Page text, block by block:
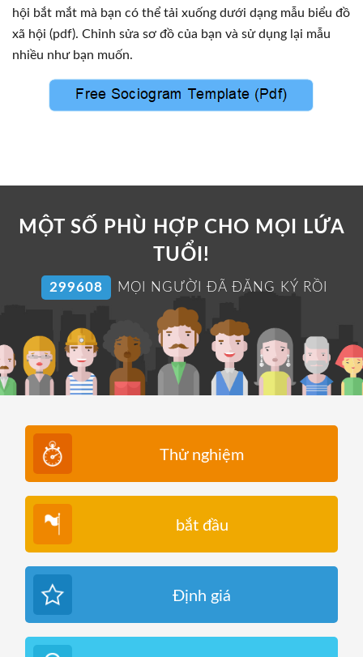
hội bắt mắt mà bạn có thể tải xuống dưới dạng mẫu biểu đồ
xã hội (pdf). Chỉnh sửa sơ đồ của bạn và sử dụng lại mẫu
nhiều như bạn muốn.
MỘT SỐ PHÙ HỢP CHO MỌI LỨA
TUỔI!
304726 MỌI NGƯỜI ĐÃ ĐĂNG KÝ RỒI
Thử nghiệm
bắt đầu
Định giá